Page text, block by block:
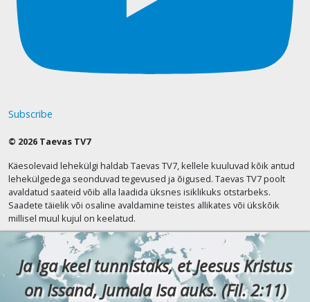
Subscribe
© 2026 Taevas TV7
Käesolevaid lehekülgi haldab Taevas TV7, kellele kuuluvad kõik antud
lehekülgedega seonduvad tegevused ja õigused. Taevas TV7 poolt
avaldatud saateid võib alla laadida üksnes isiklikuks otstarbeks.
Saadete täielik või osaline avaldamine teistes allikates või ükskõik
millisel muul kujul on keelatud.
Ja iga keel tunnistaks, et Jeesus Kristus
on Issand, Jumala Isa auks. (Fil. 2:11)